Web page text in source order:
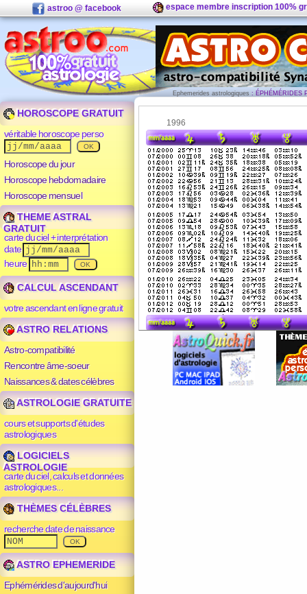
astroo @ facebook espace membre inscription 100%
Ephemerides astrologiques : ÉPHÉMÉRIDES
HOROSCOPE GRATUIT
véritable horoscope perso
Horoscope du jour
Horoscope hebdomadaire
Horoscope mensuel
THEME ASTRAL
GRATUIT
carte du ciel + interprétation
date
heure
CALCUL ASCENDANT
votre ascendant en ligne gratuit
ASTRO RELATIONS
Astro-compatibilité
Rencontre âme-soeur
Naissances & dates célèbres
ASTROLOGIE GRATUITE
cours et supports d'études
astrologiques
LOGICIELS
ASTROLOGIE
carte du ciel, calculs et données
astrologiques...
THÈMES CÉLÈBRES
recherche date de naissance
ASTRO EPHEMERIDE
Ephémérides d'aujourd'hui
1996